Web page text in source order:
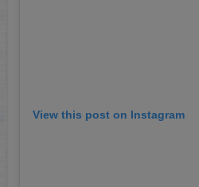
View this post on Instagram